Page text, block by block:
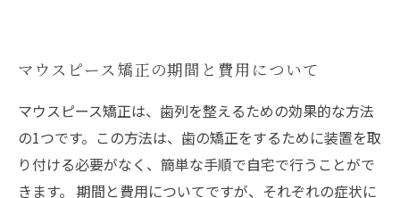
マウスピース矯正の期間と費用について
マウスピース矯正は、歯列を整えるための効果的な方法
の1つです。この方法は、歯の矯正をするために装置を取
り付ける必要がなく、簡単な手順で自宅で行うことがで
きます。 期間と費用についてですが、それぞれの症状に